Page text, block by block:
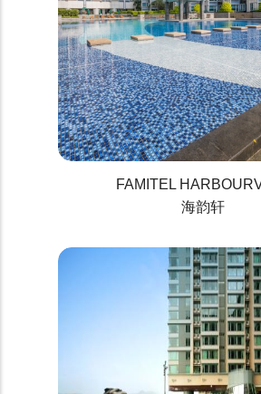
FAMITEL
海韵轩